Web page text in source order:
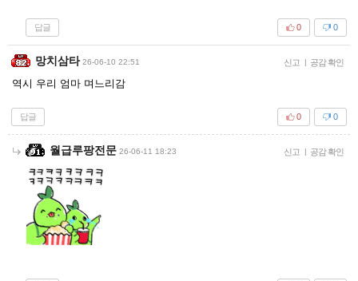
답글 0
0
망치삼타 26-06-10 22:51 신고 | 공감 확인
역시 우리 엄마 며느리감
답글 0
0
월급루팡전문 26-06-11 18:23 신고 | 공감 확인